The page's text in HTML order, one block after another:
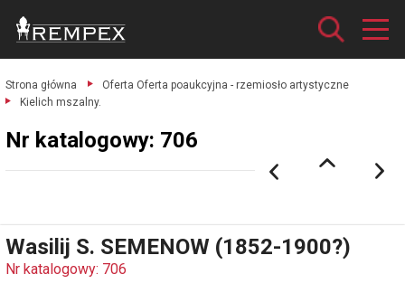
Strona główna
Oferta Oferta poaukcyjna - rzemiosło artystyczne
Kielich mszalny.
Nr katalogowy: 706
Wasilij S. SEMENOW (1852-1900?)
Nr katalogowy: 706